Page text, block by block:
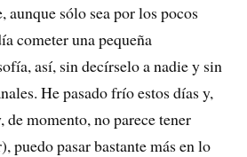
aunque sólo sea por los pocos
cometer una pequeña
así, sin decírselo a nadie y sin
He pasado frío estos días y,
de momento, no parece tener
puedo pasar bastante más en lo